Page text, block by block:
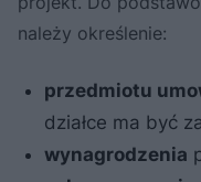
należy określenie:
przedmiotu
działce ma być
wynagrodzenia